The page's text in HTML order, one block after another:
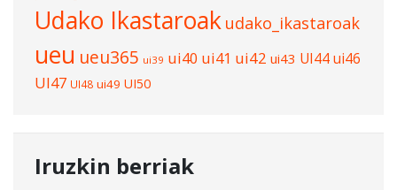
Udako Ikastaroak udako_ikastaroak
ueu ueu365 ui39 ui40 ui41 ui42 ui43 UI44ui46
UI47 UI48 ui49 UI50
Iruzkin berriak